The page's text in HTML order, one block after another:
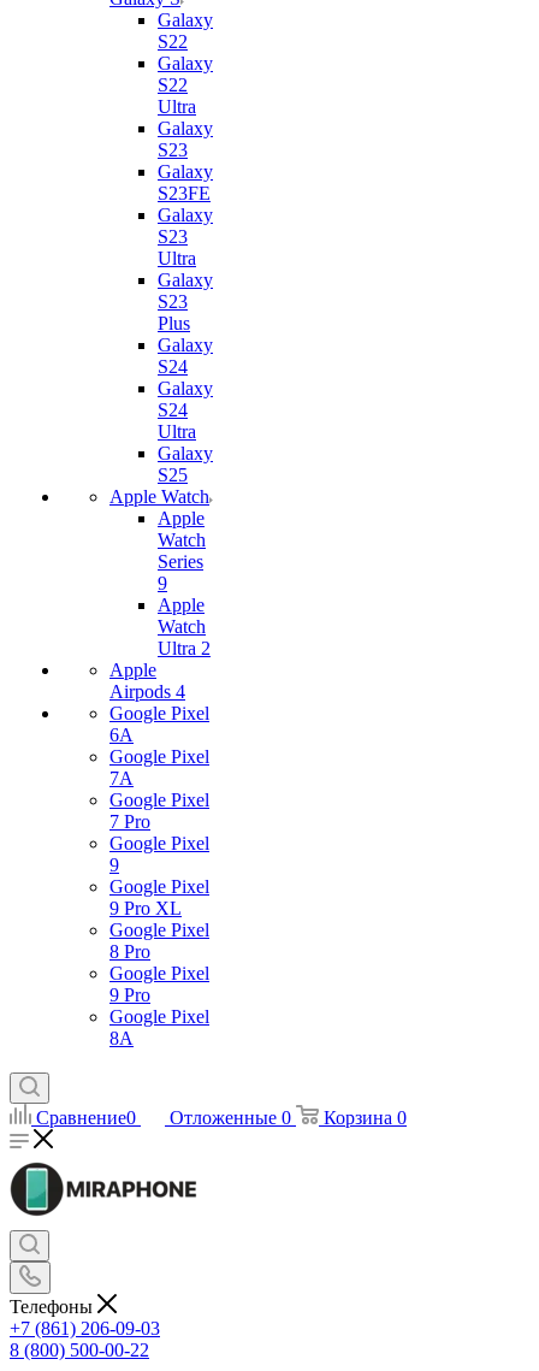
Galaxy
S22
Galaxy
S22
Ultra
Galaxy
S23
Galaxy
S23FE
Galaxy
S23
Ultra
Galaxy
S23
Plus
Galaxy
S24
Galaxy
S24
Ultra
Galaxy
S25
Apple Watch
Apple
Watch
Series
9
Apple
Watch
Ultra 2
Apple
Airpods 4
Google Pixel
6A
Google Pixel
7А
Google Pixel
7 Pro
Google Pixel
9
Google Pixel
9 Pro XL
Google Pixel
8 Pro
Google Pixel
9 Pro
Google Pixel
8A
Сравнение0 Отложенные 0 Корзина 0
Телефоны
+7 (861) 206-09-03
8 (800) 500-00-22